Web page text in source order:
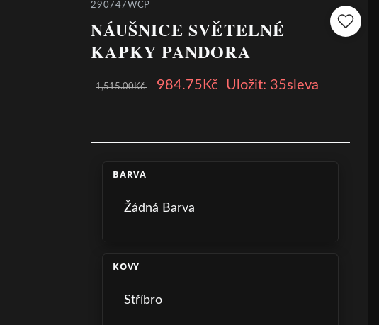
290747WCP
NÁUŠNICE SVĚTELNÉ
KAPKY PANDORA
1,515.00Kč 984.75Kč Uložit: 35sleva
BARVA
Žádná Barva
KOVY
Stříbro